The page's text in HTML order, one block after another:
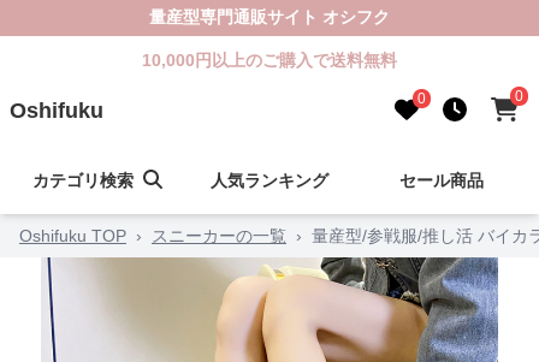
量産型専門通販サイト オシフク
10,000円以上のご購入で送料無料
Oshifuku 0 0
カテゴリ検索 人気ランキング セール商品
Oshifuku TOP › スニーカーの一覧 › 量産型/参戦服/推し活 バイカ